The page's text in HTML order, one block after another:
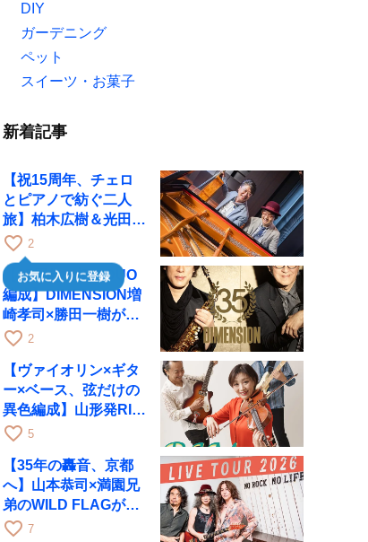
DIY
ガーデニング
ペット
スイーツ・お菓子
新着記事
【祝15周年、チェロ
とピアノで紡ぐ二人
旅】柏木広樹＆光田健
一が11月12日に京都
RAGへ
favorite_border 2
お気に入りに登録
【35周年で初のDUO
編成】DIMENSION増
崎孝司×勝田一樹が10
月11日に京都RAGへ
favorite_border 2
【ヴァイオリン×ギタ
ー×ベース、弦だけの
異色編成】山形発RIM
が初全国ツアーで8月
favorite_border 5
【35年の轟音、京都
へ】山本恭司×満園兄
弟のWILD FLAGが8
月6日にRAGでライブ
favorite_border 7